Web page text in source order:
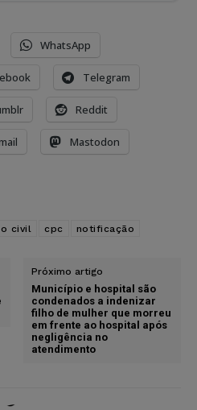
WhatsApp
Telegram
Reddit
Mastodon
civil cpc notificação
Próximo artigo
Município e hospital são
condenados a indenizar
filho de mulher que morreu
em frente ao hospital após
negligência no
atendimento